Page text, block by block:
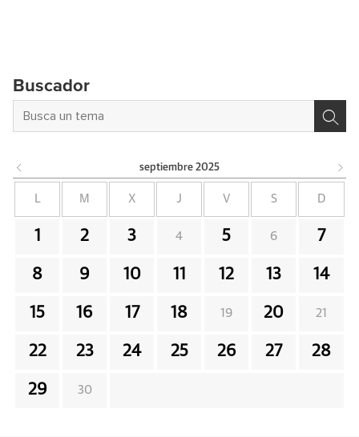
Buscador
septiembre 2025
L M X J V S D
1 2 3 4 5 6 7
8 9 10 11 12 13 14
15 16 17 18 19 20 21
22 23 24 25 26 27 28
29 30